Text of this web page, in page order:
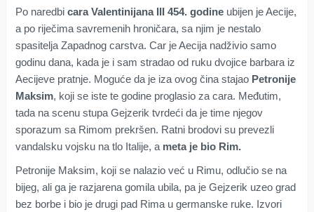
Po naredbi cara Valentinijana III 454. godineubijen je Aecije,
a po riječima savremenih hroničara, sa njim je nestalo
spasitelja Zapadnog carstva. Car je Aecija nadživio samo
godinu dana, kada je i sam stradao od ruku dvojice barbara iz
Aecijeve pratnje. Moguće da je iza ovog čina stajao Petronije
Maksim, koji se iste te godine proglasio za cara. Međutim,
tada na scenu stupa Gejzerik tvrdeći da je time njegov
sporazum sa Rimom prekršen. Ratni brodovi su prevezli
vandalsku vojsku na tlo Italije, a meta je bio Rim.
Petronije Maksim, koji se nalazio već u Rimu, odlučio se na
bijeg, ali ga je razjarena gomila ubila, pa je Gejzerik uzeo grad
bez borbe i bio je drugi pad Rima u germanske ruke. Izvori